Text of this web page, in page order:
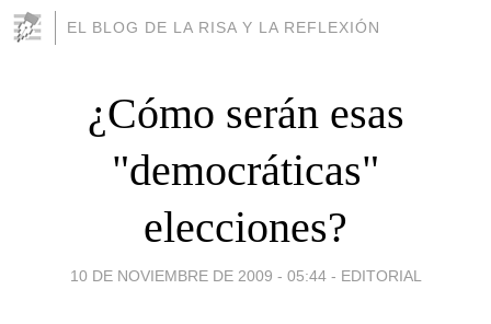
EL BLOG DE LA RISA Y LA REFLEXIÓN
¿Cómo serán esas
"democráticas"
elecciones?
10 DE NOVIEMBRE DE 2009 - 05:44 - EDITORIAL